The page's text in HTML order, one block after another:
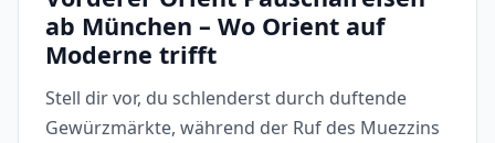
ab München – Wo Orient auf
Moderne trifft
Stell dir vor, du schlenderst durch duftende
Gewürzmärkte, während der Ruf des Muezzins